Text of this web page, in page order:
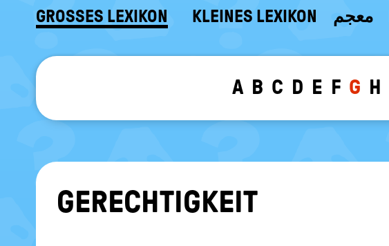
GROSSES LEXIKON KLEINES LEXIKON معجم
A B C D E F G H
GE­RECH­TIG­KEIT